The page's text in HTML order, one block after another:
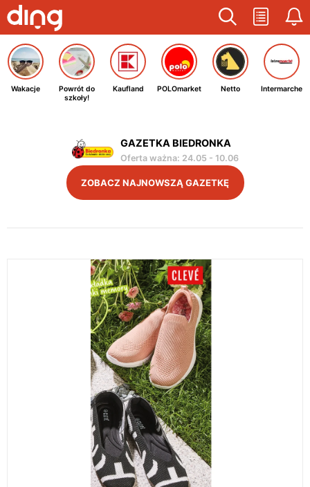
Wakacje
Powrót do
szkoły!
Kaufland POLOmarket Netto Intermarche
GAZETKA BIEDRONKA
Oferta ważna: 24.05 - 10.06
ZOBACZ NAJNOWSZĄ GAZETKĘ